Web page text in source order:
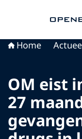
Home
OM eist
27